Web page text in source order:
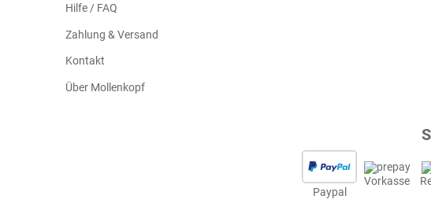
Hilfe / FAQ
Zahlung & Versand
Kontakt
Über Mollenkopf
Paypal
Vorkasse